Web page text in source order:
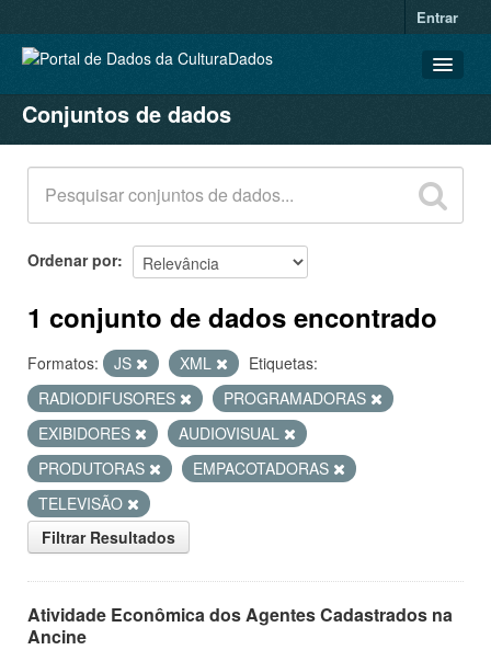
Entrar
CONJUNTOS DE DADOS
ORGANIZAÇÕES
GRUPOS
SOBRE
Conjuntos de dados
Ordenar por
1 conjunto de dados encontrado
Formatos: JS XML
Etiquetas:
RADIODIFUSORES
PROGRAMADORAS
EXIBIDORES
AUDIOVISUAL
PRODUTORAS
EMPACOTADORAS
TELEVISÃO
Filtrar Resultados
Atividade Econômica dos Agentes Cadastrados na
Ancine